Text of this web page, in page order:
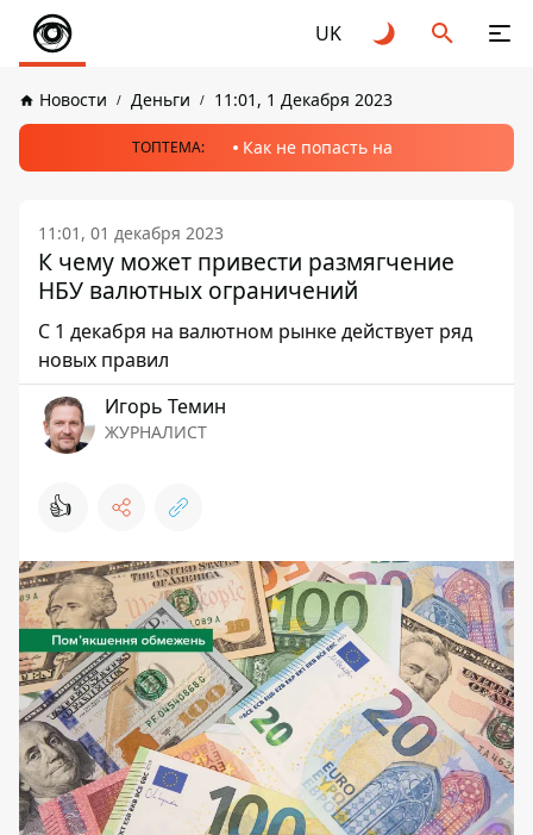
UK
Новости Деньги 11:01, 1 Декабря 2023
ТОПТЕМА: Как не попасть на
11:01, 01 декабря 2023
К чему может привести размягчение
НБУ валютных ограничений
С 1 декабря на валютном рынке действует ряд
новых правил
Игорь Темин
ЖУРНАЛИСТ
👍